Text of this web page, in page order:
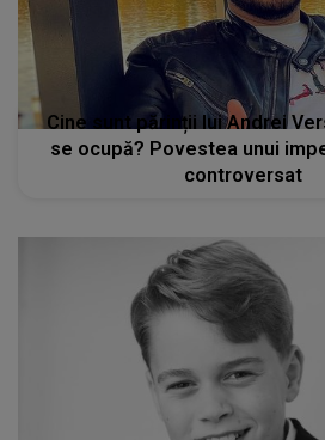
Cine sunt părinții lui Andrei
se ocupă? Povestea unui
controversat